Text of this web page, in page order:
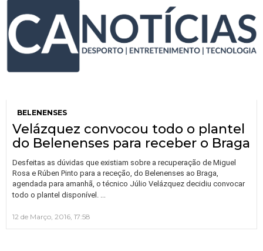
BELENENSES
Velázquez convocou todo o plantel
do Belenenses para receber o Braga
Desfeitas as dúvidas que existiam sobre a recuperação de Miguel
Rosa e Rúben Pinto para a receção, do Belenenses ao Braga,
agendada para amanhã, o técnico Júlio Velázquez decidiu convocar
todo o plantel disponível.
12 de Março, 2016, 17:58